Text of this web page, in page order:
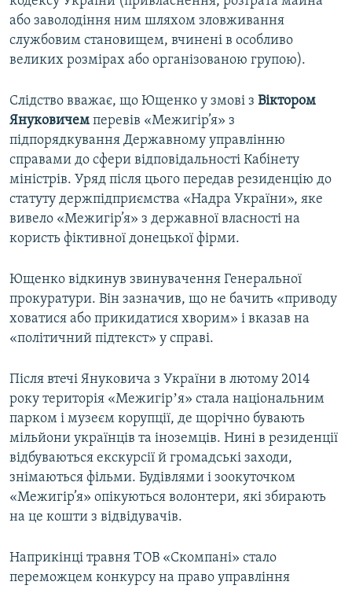
або заволодіння ним шляхом зловживання
службовим становищем, вчинені в особливо
великих розмірах або організованою групою).
Слідство вважає, що Ющенко у змові з Віктором
Януковичем перевів «Межигір’я» з
підпорядкування Державному управлінню
справами до сфери відповідальності Кабінету
міністрів. Уряд після цього передав резиденцію до
статуту держпідприємства «Надра України», яке
вивело «Межигір’я» з державної власності на
користь фіктивної донецької фірми.
Ющенко відкинув звинувачення Генеральної
прокуратури. Він зазначив, що не бачить «приводу
ховатися або прикидатися хворим» і вказав на
«політичний підтекст» у справі.
Після втечі Януковича з України в лютому 2014
року територія «Межигірʼя» стала національним
парком і музеєм корупції, де щорічно бувають
мільйони українців та іноземців. Нині в резиденції
відбуваються екскурсії й громадські заходи,
знімаються фільми. Будівлями і зоокуточком
«Межигір’я» опікуються волонтери, які збирають
на це кошти з відвідувачів.
Наприкінці травня ТОВ «Скомпані» стало
переможцем конкурсу на право управління